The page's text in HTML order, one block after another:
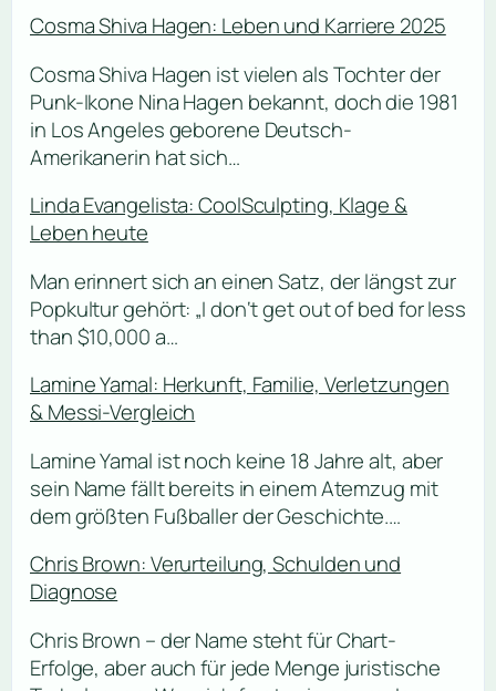
Cosma Shiva Hagen: Leben und Karriere 2025
Cosma Shiva Hagen ist vielen als Tochter der
Punk-Ikone Nina Hagen bekannt, doch die 1981
in Los Angeles geborene Deutsch-
Amerikanerin hat sich…
Linda Evangelista: CoolSculpting, Klage &
Leben heute
Man erinnert sich an einen Satz, der längst zur
Popkultur gehört: „I don‘t get out of bed for less
than $10,000 a…
Lamine Yamal: Herkunft, Familie, Verletzungen
& Messi-Vergleich
Lamine Yamal ist noch keine 18 Jahre alt, aber
sein Name fällt bereits in einem Atemzug mit
dem größten Fußballer der Geschichte.…
Chris Brown: Verurteilung, Schulden und
Diagnose
Chris Brown – der Name steht für Chart-
Erfolge, aber auch für jede Menge juristische